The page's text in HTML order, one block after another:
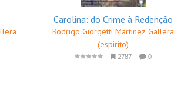
Carolina: do Crime à Redenção
Rodrigo Giorgetti Martinez Gallera
(espirito)
2787 0